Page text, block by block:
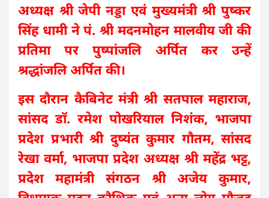
अध्यक्ष श्री जेपी नड्डा एवं मुख्यमंत्री श्री पुष्कर
सिंह धामी ने पं. श्री मदनमोहन मालवीय जी की
प्रतिमा पर पुष्पांजलि अर्पित कर उन्हें
श्रद्धांजलि अर्पित की।
इस दौरान कैबिनेट मंत्री श्री सतपाल महाराज,
सांसद डॉ. रमेश पोखरियाल निशंक, भाजपा
प्रदेश प्रभारी श्री दुष्यंत कुमार गौतम, सांसद
रेखा वर्मा, भाजपा प्रदेश अध्यक्ष श्री महेंद्र भट्ट,
प्रदेश महामंत्री संगठन श्री अजेय कुमार,